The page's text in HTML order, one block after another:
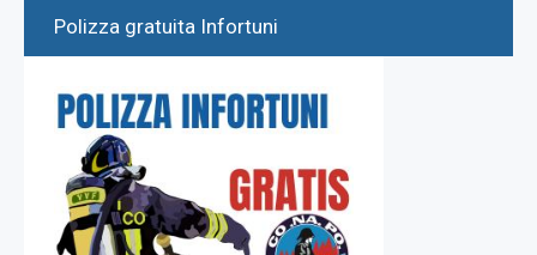
Polizza gratuita Infortuni